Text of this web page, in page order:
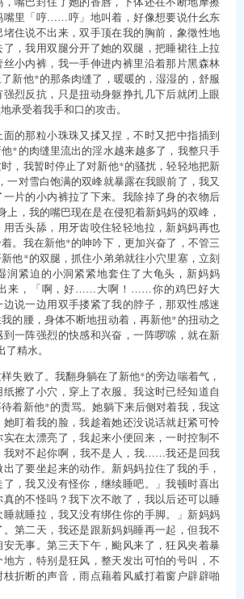
嘴里「哼……哼」地叫着，好像想要说什幺东
住说不出来，双手顶在我的胸前，象徵性地
，我用双腿分开了她的双腿，把睡裙往上拉
小内裤，我一手伸进内裤里沿着那片黑森林
新他*的那条肉缝了，暖暖的，湿湿的，舒服
烈反抗，只是扭动身躯挣扎几下后就闭上眼
承受着我手和口的攻击。
的那粒小珠珠又揉又捏，不时又把中指插到
*的肉缝里流出的淫水越来越多了，我整只手
，我暂时停止了对新他*的骚扰，轻轻地把新
一对雪白饱满的双峰就暴露在我眼前了，我又
片的小内裤拉了下来。我除掉了身的衣物后
上，我的嘴巴现在是在侵犯着新妈妈的双峰，
舌头舔，用牙齿咬住轻轻地拉，新妈妈再也
。我在新他*的呻吟下，更加兴奋了，不管三
他*的双腿，抓住小弟弟就往小穴里塞，立刻
润紧迫的小洞紧紧地套住了大龟头，新妈妈
出来，「啊，好……大啊！……你的鸡巴好大
说一边用双手搂紧了我的脖子，那双性感迷
的腰，身体不断地扭动着，再新他*的扭动之
一阵强烈的快感和兴奋，一阵啰嗦，就在新
精水。
失败了。我翻身躺在了新他*的旁边喘着气，
擦了小穴，穿上了衣服。我这时已经知道自
着新他*的责骂。她躺下来后侧对着我，我这
盯着我的脸，我趁着她还没说话就赶紧可怜
在太漂亮了，我起来小便回来，一时控制不
我对不起你啊，我不是人，我……我还是回我
了要坐起来的动作。新妈妈拉住了我的手，
，我又没有怪你，继续睡吧。」我顿时喜出
的不怪吗？我下次不敢了，我以后还可以睡
就睡拉，我又没有绑住你的手脚。」新妈妈
第二天，我还是跟新妈妈睡再一起，但我不
无事。第三天下午，颱风来了，狂风夹着暴
方，特别是狂风，整天发出可怕的号叫，不
折断的声音，雨点藉着风威打着窗户辟辟啪